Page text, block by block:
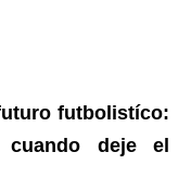
futbolistíco:
deje el